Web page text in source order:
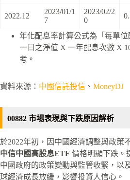
2022.12
2023/01/1
7
2023/02/2
0
年化配息率計算公式為「每單
一日之淨值 X 一年配息次數 X
考。
資料來源： 中國信託投信 、 MoneyDJ
00882 市場表現與下跌原因解析
於2022年初，因中國經濟調整與政策
中信中國高股息ETF 價格明顯下跌。
中國政府的政策變動與監管收緊，以
球經濟成長放緩，影響投資人信心。